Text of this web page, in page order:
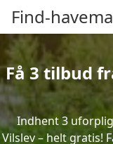
Find-
Få 3 tilbud
Indhent 3
Vilslev – helt gratis!